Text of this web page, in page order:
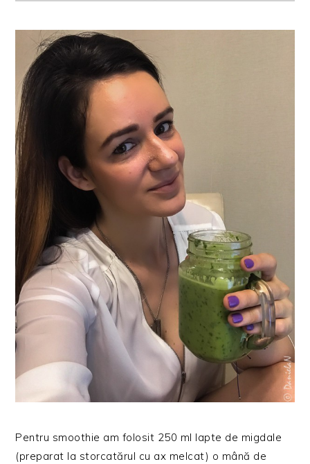
Pentru smoothie am folosit 250 ml lapte de migdale
(preparat la storcatărul cu ax melcat) o mână de